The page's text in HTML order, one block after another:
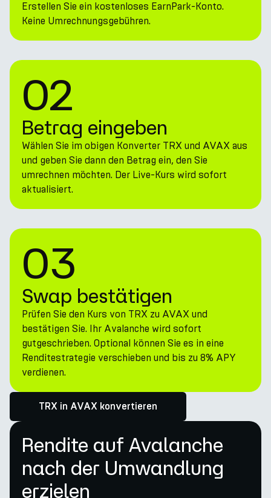
Erstellen Sie ein kostenloses EarnPark-Konto.
Keine Umrechnungsgebühren.
02
Betrag eingeben
Wählen Sie im obigen Konverter TRX und AVAX aus
und geben Sie dann den Betrag ein, den Sie
umrechnen möchten. Der Live-Kurs wird sofort
aktualisiert.
03
Swap bestätigen
Prüfen Sie den Kurs von TRX zu AVAX und
bestätigen Sie. Ihr Avalanche wird sofort
gutgeschrieben. Optional können Sie es in eine
Renditestrategie verschieben und bis zu 8% APY
verdienen.
TRX in AVAX konvertieren
Rendite auf Avalanche
nach der Umwandlung
erzielen